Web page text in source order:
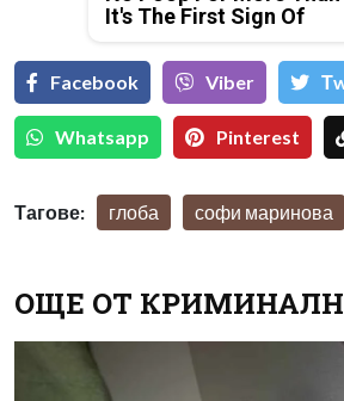
It's The First Sign Of
Facebook Viber
Whatsapp Pinterest
Тагове: глоба софи маринова
ОЩЕ ОТ